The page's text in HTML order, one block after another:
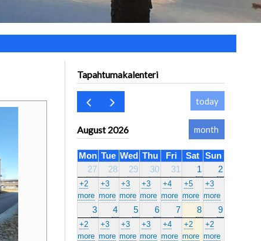
Tapahtumakalenteri
today
August 2026 month
Mon Tue Wed Thu Fri Sat
Sun
27
28 29 30 31 1 2
+2
more
+3
more
+3
more
+3
more
+4
more
+5
more
+3
more
3 4 5 6 7 8 9
+2
more
+3
more
+3
more
+3
more
+4
more
+2
more
+2
more